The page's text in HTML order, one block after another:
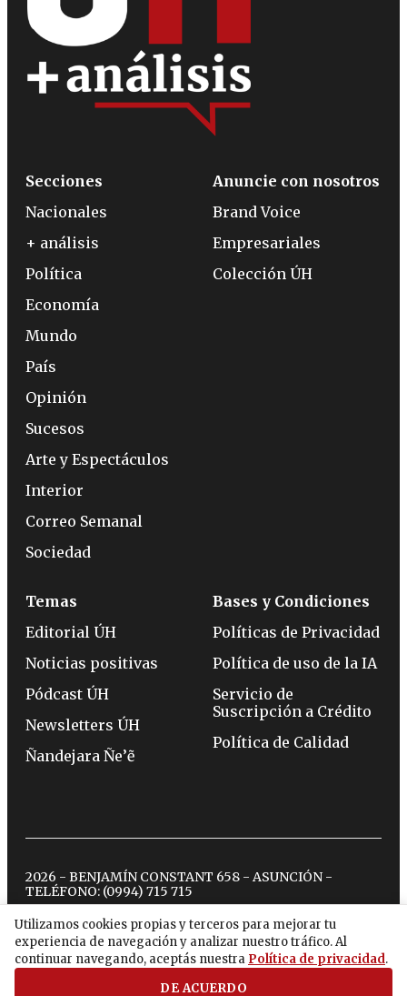
Utilizamos cookies propias y terceros para mejorar tu
experiencia de navegación y analizar nuestro tráfico. Al
continuar navegando, aceptás nuestra Política de privacidad.
DE ACUERDO
Secciones
Nacionales
+ análisis
Política
Economía
Mundo
País
Opinión
Sucesos
Arte y Espectáculos
Interior
Correo Semanal
Sociedad
Anuncie con nosotros
Brand Voice
Empresariales
Colección ÚH
Temas
Editorial ÚH
Noticias positivas
Pódcast ÚH
Newsletters ÚH
Ñandejara Ñe’ẽ
Bases y Condiciones
Políticas de Privacidad
Política de uso de la IA
Servicio de
Suscripción a Crédito
Política de Calidad
2026 - BENJAMÍN CONSTANT 658 - ASUNCIÓN -
TELÉFONO: (0994) 715 715
twitterinstagram
facebook
tiktokyoutubespotify